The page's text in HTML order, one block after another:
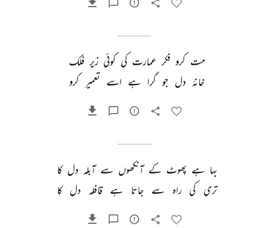
مت کرو فکر عمارت کی کوئی زیر فلک
خانۂ دل جو گرا ہے اسے تعمیر کرو
بہا ہے پھوٹ کے آنکھوں سے آبلہ دل کا
تری کی راہ سے جاتا ہے قافلہ دل کا